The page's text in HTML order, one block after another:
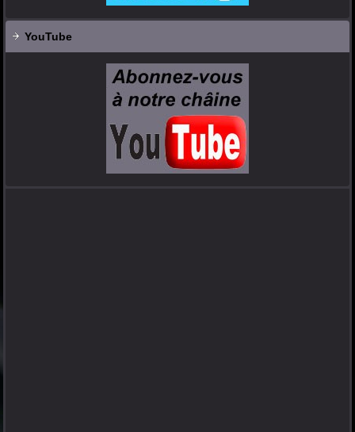
YouTube